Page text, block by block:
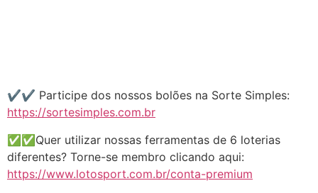
✔️✔️ Participe dos nossos bolões na Sorte Simples:
https://sortesimples.com.br
✅✅Quer utilizar nossas ferramentas de 6 loterias
diferentes? Torne-se membro clicando aqui:
https://www.lotosport.com.br/conta-premium